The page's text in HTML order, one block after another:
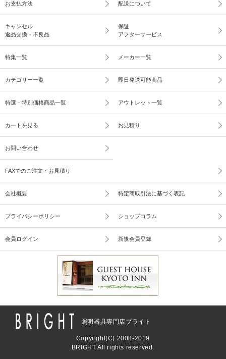
お支払方法 配送について
キャンセル
返品交換・不良品
保証
アフターサービス
特集一覧 メーカー一覧
カテゴリー一覧 即日発送可能商品
特選・特別価格商品一覧 アウトレット一覧
カートを見る お見積り
お問い合わせ
FAXでのご注文・お見積り
会社概要 特定商取引法に基づく表記
プライバシーポリシー ショップコラム
会員ログイン 新規会員登録
照明器具専門店ブライト
Copyright(C) 2008-2019
BRIGHT All rights reserved.